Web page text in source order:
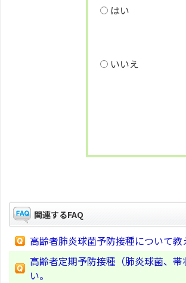
はい
いいえ
関連するFAQ
高齢者肺炎球菌予防接種について教
高齢者定期予防接種（肺炎球菌、
い。